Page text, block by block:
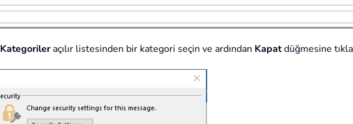
Kategorileraçılır listesinden bir kategori seçin ve ardından Kapatdüğmesine